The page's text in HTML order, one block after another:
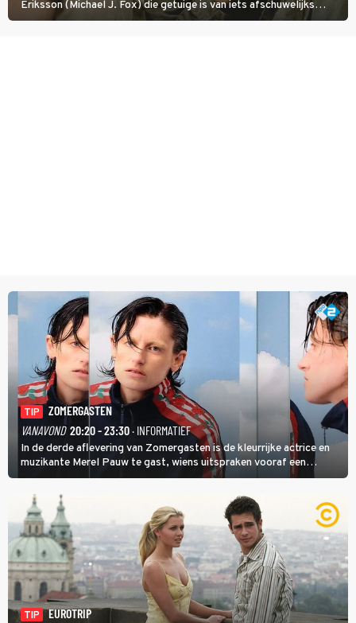
Eriksson (Michael J. Fox) die getuige is van iets afschuwelijks
tijdens de Vietnamoorlog. Hij besluit uit de school te klappen.
TIP
ZOMERGASTEN
VANAVOND 20:20 - 23:30· INFORMATIEF
In de derde aflevering van Zomergasten is de kleurrijke actrice en
muzikante Merel Pauw te gast, wiens uitspraken vooraf een
boeiende avond beloven: 'Mijn ideale televisieavond is zoals mijn
identiteit: grenzeloos, absurd en vol angsten'.
TIP
EUROTRIP